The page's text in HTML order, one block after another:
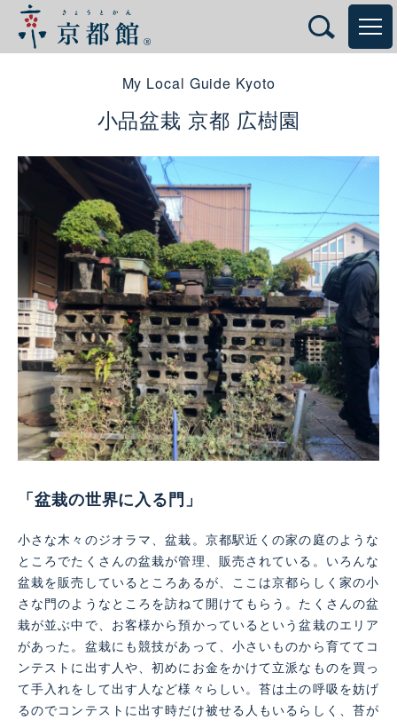
My Local Guide Kyoto
小品盆栽 京都 広樹園
「盆栽の世界に入る門」
小さな木々のジオラマ、盆栽。京都駅近くの家の庭のような
ところでたくさんの盆栽が管理、販売されている。いろんな
盆栽を販売しているところあるが、ここは京都らしく家の小
さな門のようなところを訪ねて開けてもらう。たくさんの盆
栽が並ぶ中で、お客様から預かっているという盆栽のエリア
があった。盆栽にも競技があって、小さいものから育ててコ
ンテストに出す人や、初めにお金をかけて立派なものを買っ
て手入れをして出す人など様々らしい。苔は土の呼吸を妨げ
るのでコンテストに出す時だけ被せる人もいるらしく、苔が